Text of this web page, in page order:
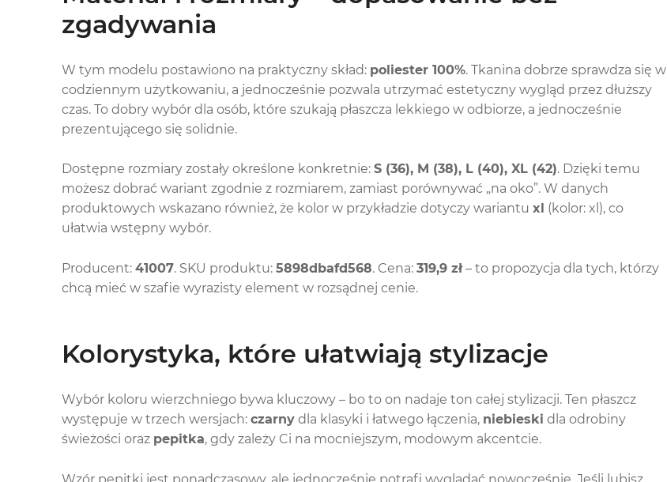
zgadywania
W tym modelu postawiono na praktyczny skład: poliester 100%. Tkanina dobrze sprawdza się w
codziennym użytkowaniu, a jednocześnie pozwala utrzymać estetyczny wygląd przez dłuższy
czas. To dobry wybór dla osób, które szukają płaszcza lekkiego w odbiorze, a jednocześnie
prezentującego się solidnie.
Dostępne rozmiary zostały określone konkretnie: S (36), M (38), L (40), XL (42). Dzięki temu
możesz dobrać wariant zgodnie z rozmiarem, zamiast porównywać „na oko”. W danych
produktowych wskazano również, że kolor w przykładzie dotyczy wariantu xl (kolor: xl), co
ułatwia wstępny wybór.
Producent: 41007. SKU produktu: 5898dbafd568. Cena: 319,9 zł– to propozycja dla tych, którzy
chcą mieć w szafie wyrazisty element w rozsądnej cenie.
Kolorystyka, które ułatwiają stylizacje
Wybór koloru wierzchniego bywa kluczowy – bo to on nadaje ton całej stylizacji. Ten płaszcz
występuje w trzech wersjach: czarny dla klasyki i łatwego łączenia, niebieski dla odrobiny
świeżości oraz pepitka, gdy zależy Ci na mocniejszym, modowym akcentcie.